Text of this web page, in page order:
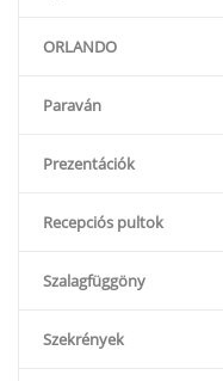
ORLANDO
Paraván
Prezentációk
Recepciós pultok
Szalagfüggöny
Szekrények